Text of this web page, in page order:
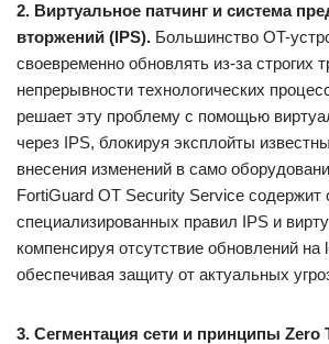
2. Виртуальное патчинг и система
вторжений (IPS). Большинство OT-
своевременно обновлять из-за строгих
непрерывности технологических
решает эту проблему с помощью
через IPS, блокируя эксплойты
внесения изменений в само
FortiGuard OT Security Service содержит
специализированных правил IPS и
компенсируя отсутствие обновлений на
обеспечивая защиту от актуальных
3. Сегментация сети и принципы Zero